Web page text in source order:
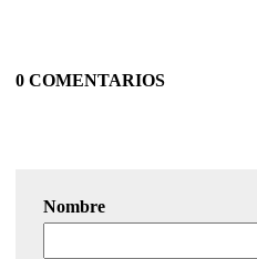
0 COMENTARIOS
Nombre